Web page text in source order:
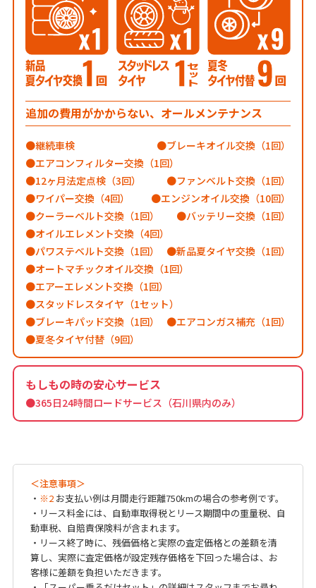
追加の費用がかからない、オールメンテナンス
継続車検
ブレーキオイル交換（1回）
エアコンフィルター交換（1回）
12ヶ月法定点検（3回）
ファンベルト交換（1回）
ワイパー交換（4回）
エンジンオイル交換（10回）
クーラーベルト交換（1回）
バッテリー交換（1回）
オイルエレメント交換（4回）
パワステベルト交換（1回）
新品夏タイヤ交換（1回）
オートマチックオイル交換（1回）
エアーエレメント交換（1回）
スタッドレスタイヤ（1セット）
ブレーキパッド交換（1回）
エアコンガス補充（1回）
夏冬タイヤ付替（9回）
もしもの時の安心サービス
●365日24時間ロードサービス（石川県内のみ）
＜注意事項＞
・ ※2お支払い例は月間走行距離750kmの場合の参考例です。
・リース料金には、自動車取得税とリース期間中の重量税、自
動車税、自賠責保険料が含まれます。
・リース終了時に、残価価格と実際の査定価格との差額を清
算し、実際に査定価格が設定残存価格を下回った場合は、お
客様に差額を負担いただきます。